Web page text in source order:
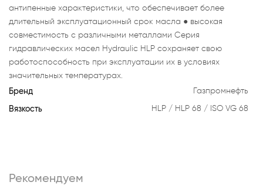
антипенные характеристики, что обеспечивает более
длительный эксплуатационный срок масла ● высокая
совместимость с различными металлами Серия
гидравлических масел Hydraulic HLP сохраняет свою
работоспособность при эксплуатации их в условиях
значительных температурах.
Бренд Газпромнефть
Вязкость HLP HLP 68 ISO VG 68
Рекомендуем